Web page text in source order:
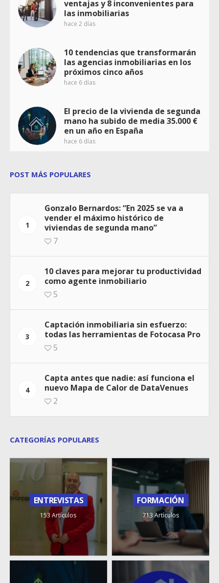
ventajas y 8 inconvenientes para
las inmobiliarias
hace 2 días
10 tendencias que transformarán
las agencias inmobiliarias en los
próximos cinco años
hace 6 días
El precio de la vivienda de segunda
mano ha subido de media 35.000 €
en un año en España
hace 6 días
POST MÁS POPULARES
1
Gonzalo Bernardos: “En 2025 se va a
vender el máximo histórico de
viviendas de segunda mano”
7
2
10 claves para mejorar tu productividad
como agente inmobiliario
5
3
Captación inmobiliaria sin esfuerzo:
todas las herramientas de Fotocasa Pro
5
4
Capta antes que nadie: así funciona el
nuevo Mapa de Calor de DataVenues
2
CATEGORÍAS POPULARES
ENTREVISTAS
153 Artículos
FORMACIÓN
713 Artículos